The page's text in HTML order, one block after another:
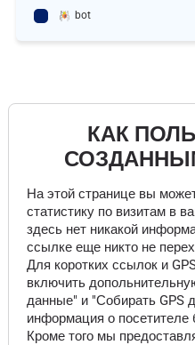
bot
КАК
На этой странице вы
статистику по визитам в
здесь нет никакой
ссылке еще никто не
Для коротких ссылок и
включить
данные" и "Собирать GPS
информация о посетителе
Кроме того мы